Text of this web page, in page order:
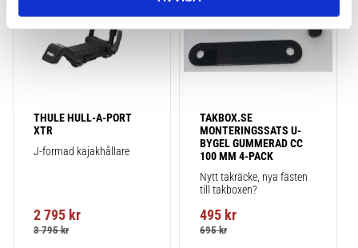
THULE HULL-A-PORT
XTR
J-formad kajakhållare
2 795 kr
3 795kr
TAKBOX.SE
MONTERINGSSATS U-
BYGEL GUMMERAD CC
100 MM 4-PACK
Nytt takräcke, nya fästen
till takboxen?
495 kr
695kr